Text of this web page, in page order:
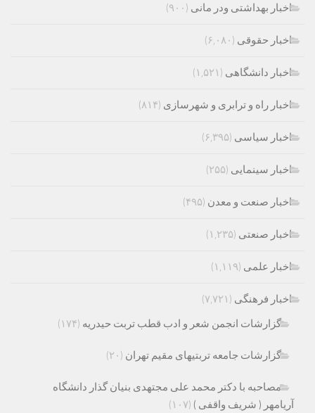
اخبار بهداشتی ودر مانی (۹۰۰)
اخبار حقوقی (۶,۰۸۰)
اخبار دانشگاهی (۱,۵۲۱)
اخبار راه و ترابری و شهرسازی (۸۱۴)
اخبار سیاسی (۶,۳۹۵)
اخبار سینمایی (۲۵۵)
اخبار صنعت و معدن (۴۹۵)
اخبار صنعتی (۱,۲۳۵)
اخبار علمی (۱,۱۱۹)
اخبار فرهنگی (۷,۷۲۱)
گزارشات انجمن شعر و ادب قطب تربت حیدریه (۱۷۴)
گزارشات جامعه تربتیهای مقیم تهران (۲۰)
مصاحبه با دکتر محمد علی مجتهدی بنیان گذار دانشگاه
آریامهر ( شریف واقفی ) (۱۰۷)